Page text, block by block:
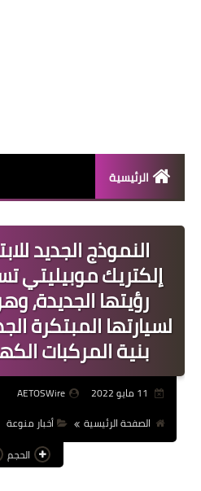
الرئيسية
النموذج الجديد
إلكتريك
رؤيتها الجديدة،
لسيارتها المبتكرة
بنية المركبات
AETOSWire
الصفحة الرئيسية
أخبار منوعة
الحجم